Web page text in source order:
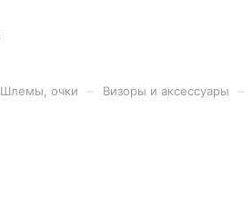
Шлемы, очки Визоры и аксессуары